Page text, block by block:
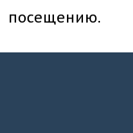
посещению.